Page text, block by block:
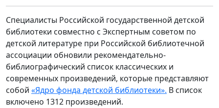
Специалисты Российской государственной детской
библиотеки совместно с Экспертным советом по
детской литературе при Российской библиотечной
ассоциации обновили рекомендательно-
библиографический список классических и
современных произведений, которые представляют
собой «Ядро фонда детской библиотеки». В список
включено 1312 произведений.